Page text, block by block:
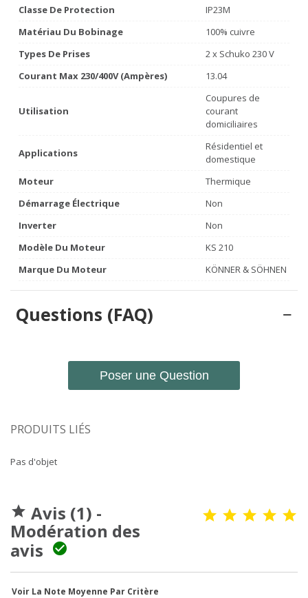
Classe De Protection
IP23M
Matériau Du Bobinage
100% cuivre
Types De Prises
2 x Schuko 230 V
Courant Max 230/400V (Ampères)
13.04
Utilisation
Coupures de
courant
domiciliaires
Applications
Résidentiel et
domestique
Moteur
Thermique
Démarrage Électrique
Non
Inverter
Non
Modèle Du Moteur
KS 210
Marque Du Moteur
KÖNNER & SÖHNEN
Questions (FAQ)
Poser une Question
PRODUITS LIÉS
Pas d'objet
 Avis (1) -
Modération des
avis

Voir La Note Moyenne Par Critère